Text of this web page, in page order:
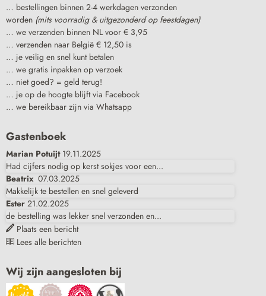
… bestellingen binnen 2-4 werkdagen verzonden
worden (mits voorradig & uitgezonderd op feestdagen)
… we verzenden binnen NL voor € 3,95
… verzenden naar België € 12,50 is
… je veilig en snel kunt betalen
… we gratis inpakken op verzoek
… niet goed? = geld terug!
… je op de hoogte blijft via Facebook
… we bereikbaar zijn via Whatsapp
Gastenboek
Marian Potuijt 19.11.2025
Had cijfers nodig op kerst sokjes voor een...
Beatrix 07.03.2025
Makkelijk te bestellen en snel geleverd
Ester 21.02.2025
de bestelling was lekker snel verzonden en...
Plaats een bericht
Lees alle berichten
Wij zijn aangesloten bij